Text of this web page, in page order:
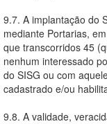
9.7. A implantação do
mediante Portarias,
que transcorridos 45
nenhum interessado
do SISG ou com
cadastrado e/ou
9.8. A validade,